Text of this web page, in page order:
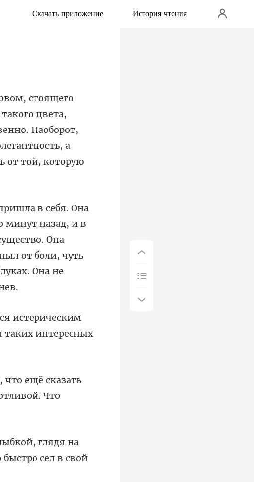
Скачать приложение История чтения
такого цвета,
Наоборот,
ад, и в
Она
от б
истерическим
что ещё сказать
ядя на
быстр